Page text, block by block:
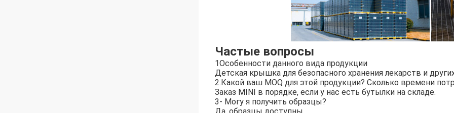
Частые вопросы
1Особенности данного вида продукции
Детская крышка для безопасного хранения лекарств и
2.Какой ваш MOQ для этой продукции? Сколько времени
Заказ MINI в порядке, если у нас есть бутылки на складе.
3- Могу я получить образцы?